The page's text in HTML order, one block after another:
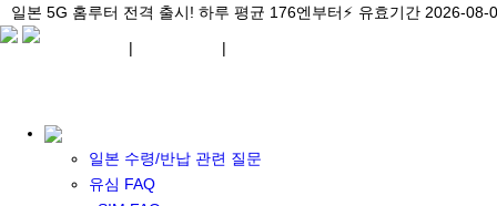
일본 5G 홈루터 전격 출시! 하루 평균 176엔부터⚡ 유효기간 2026-08-
일본 수령/반납 관련 질문
유심 FAQ
\아이비디오 eSIM🇯🇵/ 일본 3대 현지망 모두 플랜 완비! 유효기간
일본 5G 홈루터 전격 출시! 하루 평균 176엔부터⚡ 유효기간 2026-08-
| |